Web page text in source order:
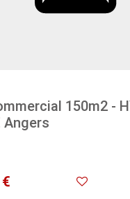
150m2 -
Angers